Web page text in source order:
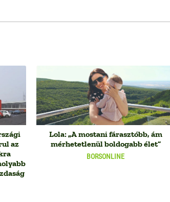
az
BORSONLINE
Lola: „A mostani fárasztóbb, ám
mérhetetlenül boldogabb élet”